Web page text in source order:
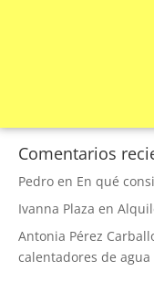
Comentarios
Pedro en En qué
Ivanna Plaza en
Antonia Pérez
calentadores de agua